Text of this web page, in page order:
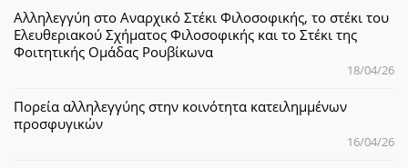
Αλληλεγγύη στο Αναρχικό Στέκι Φιλοσοφικής, το στέκι του
Ελευθεριακού Σχήματος Φιλοσοφικής και το Στέκι της
Φοιτητικής Ομάδας Ρουβίκωνα
18/04/26
Πορεία αλληλεγγύης στην κοινότητα κατειλημμένων
προσφυγικών
16/04/26